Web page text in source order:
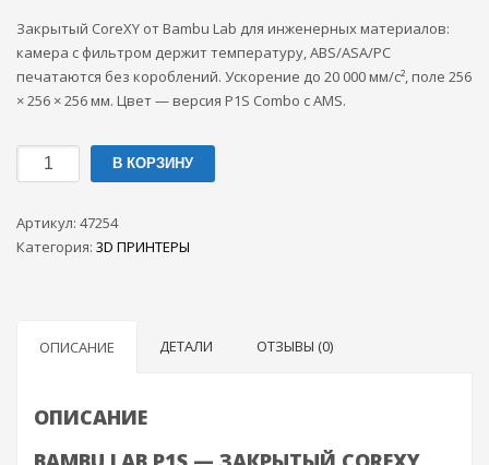
Закрытый CoreXY от Bambu Lab для инженерных материалов:
камера с фильтром держит температуру, ABS/ASA/PC
печатаются без короблений. Ускорение до 20 000 мм/с², поле 256
× 256 × 256 мм. Цвет — версия P1S Combo с AMS.
Количество
товара
принтер
Bambu
В КОРЗИНУ
Артикул: 47254
Категория: 3D ПРИНТЕРЫ
ОПИСАНИЕ ДЕТАЛИ ОТЗЫВЫ (0)
ОПИСАНИЕ